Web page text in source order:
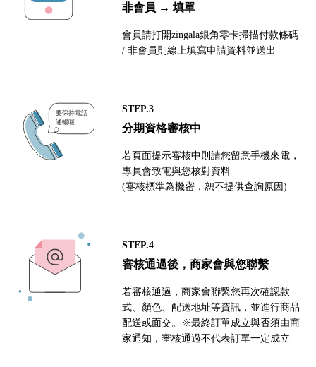
非會員 → 填單
會員請打開zingala銀角零卡掃描付款條碼
/ 非會員則線上填寫申請資料並送出
STEP.3
分期資格審核中
若頁面提示審核中則請您留意手機來電，
專員會致電與您核對資料
(審核標準為機密，恕不提供查詢原因)
STEP.4
審核通過後，商家會與您聯繫
若審核通過，商家會聯繫您再次確認款
式、顏色、配送地址等資訊，並進行商品
配送或面交。※最終訂單成立與否須由商
家通知，審核通過不代表訂單一定成立